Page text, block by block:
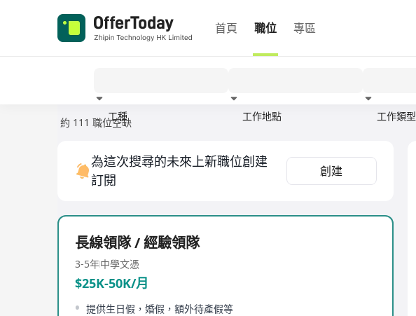
首頁 職位 專區
工種 工作地點 工作類型
約 111 職位空缺
為這次搜尋的未來上新職位創建
訂閱
創建
長線領隊 / 經驗領隊
3-5年中學文憑
$25K-50K/月
提供生日假，婚假，額外待產假等